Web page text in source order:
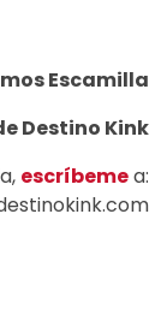
Escamilla
Destino Kink
escríbemea: